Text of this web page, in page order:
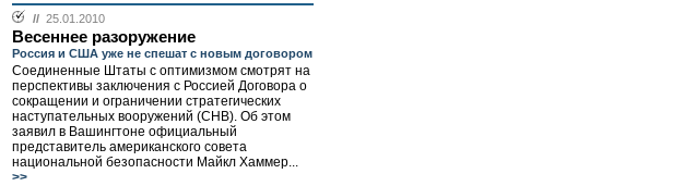
// 25.01.2010
Весеннее разоружение
Россия и США уже не спешат с новым договором
Соединенные Штаты с оптимизмом смотрят на
перспективы заключения с Россией Договора о
сокращении и ограничении стратегических
наступательных вооружений (СНВ). Об этом
заявил в Вашингтоне официальный
представитель американского совета
национальной безопасности Майкл Хаммер...
>>